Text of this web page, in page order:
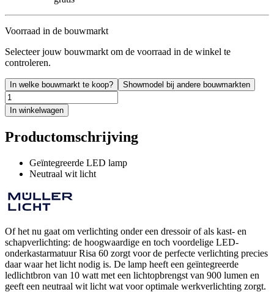
Voorraad in de bouwmarkt
Selecteer jouw bouwmarkt om de voorraad in de winkel te
controleren.
In welke bouwmarkt te koop? Showmodel bij andere bouwmarkten
In winkelwagen
Productomschrijving
Geïntegreerde LED lamp
Neutraal wit licht
Of het nu gaat om verlichting onder een dressoir of als kast- en
schapverlichting: de hoogwaardige en toch voordelige LED-
onderkastarmatuur Risa 60 zorgt voor de perfecte verlichting precies
daar waar het licht nodig is. De lamp heeft een geïntegreerde
ledlichtbron van 10 watt met een lichtopbrengst van 900 lumen en
geeft een neutraal wit licht wat voor optimale werkverlichting zorgt.